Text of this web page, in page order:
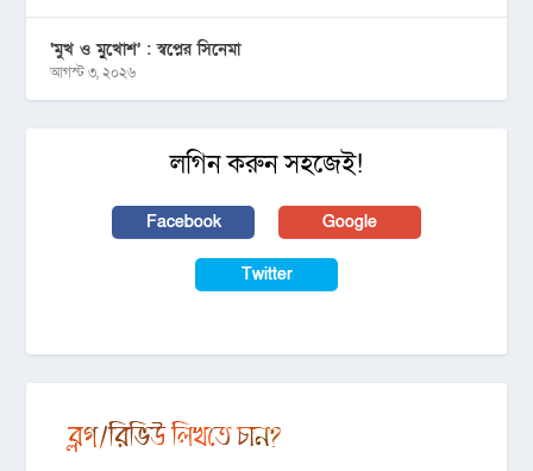
‘মুখ ও মু্খোশ’ : স্বপ্নের সিনেমা
আগস্ট ৩, ২০২৬
লগিন করুন সহজেই!
Facebook Google
Twitter